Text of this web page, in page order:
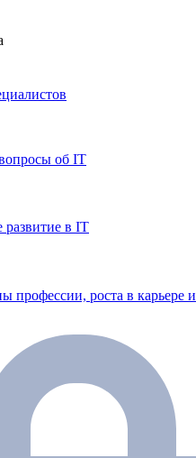
об IT
развитие в IT
профессии, роста в карьере и